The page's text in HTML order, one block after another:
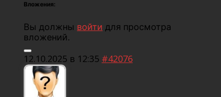
Вложения:
Вы должны войти для просмотра
вложений.
12.10.2025 в 12:35 #42076